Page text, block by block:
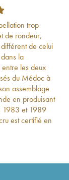
197€
188€
59€
263
88€
333€
91€
208 €
203€
trop
de rondeur,
de celui
la
les deux
du Médoc à
assemblage
en produisant
1983 et 1989
est certifié en